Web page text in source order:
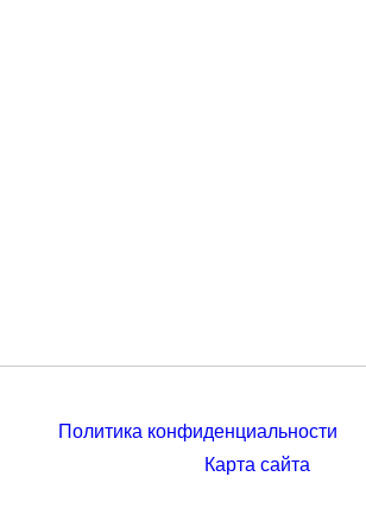
Политика конфиденциальности
Карта сайта